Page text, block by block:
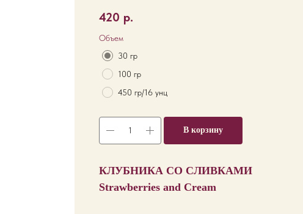
420 р.
Объем
30 гр
100 гр
450 гр/16 унц
В корзину
КЛУБНИКА СО СЛИВКАМИ
Strawberries and Cream